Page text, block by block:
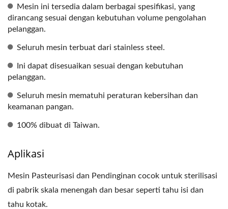
Mesin ini tersedia dalam berbagai spesifikasi, yang
dirancang sesuai dengan kebutuhan volume pengolahan
pelanggan.
Seluruh mesin terbuat dari stainless steel.
Ini dapat disesuaikan sesuai dengan kebutuhan
pelanggan.
Seluruh mesin mematuhi peraturan kebersihan dan
keamanan pangan.
100% dibuat di Taiwan.
Aplikasi
Mesin Pasteurisasi dan Pendinginan cocok untuk sterilisasi
di pabrik skala menengah dan besar seperti tahu isi dan
tahu kotak.